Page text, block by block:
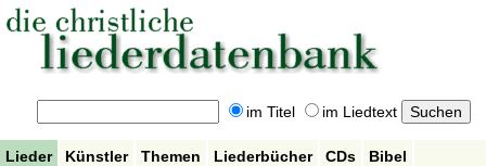
im Titel im Liedtext
Lieder Künstler Themen Liederbücher CDs
Bibel